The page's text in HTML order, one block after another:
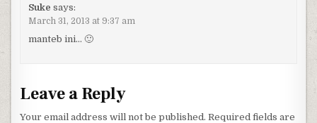
Suke says:
March 31, 2013 at 9:37 am
manteb ini… 🙂
Leave a Reply
Your email address will not be published. Required fields are